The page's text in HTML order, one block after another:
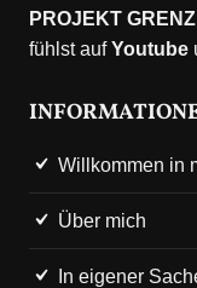
PROJEKT
fühlst aufYoutube
Willkommen in
Über mich
In eigener